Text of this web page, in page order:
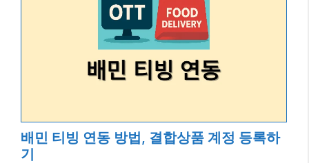
배민 티빙 연동 방법, 결합상품 계정 등록하
기